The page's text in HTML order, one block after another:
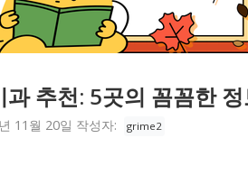
추천: 5곳의 꼼꼼한
11월 20일 작성자: grime2